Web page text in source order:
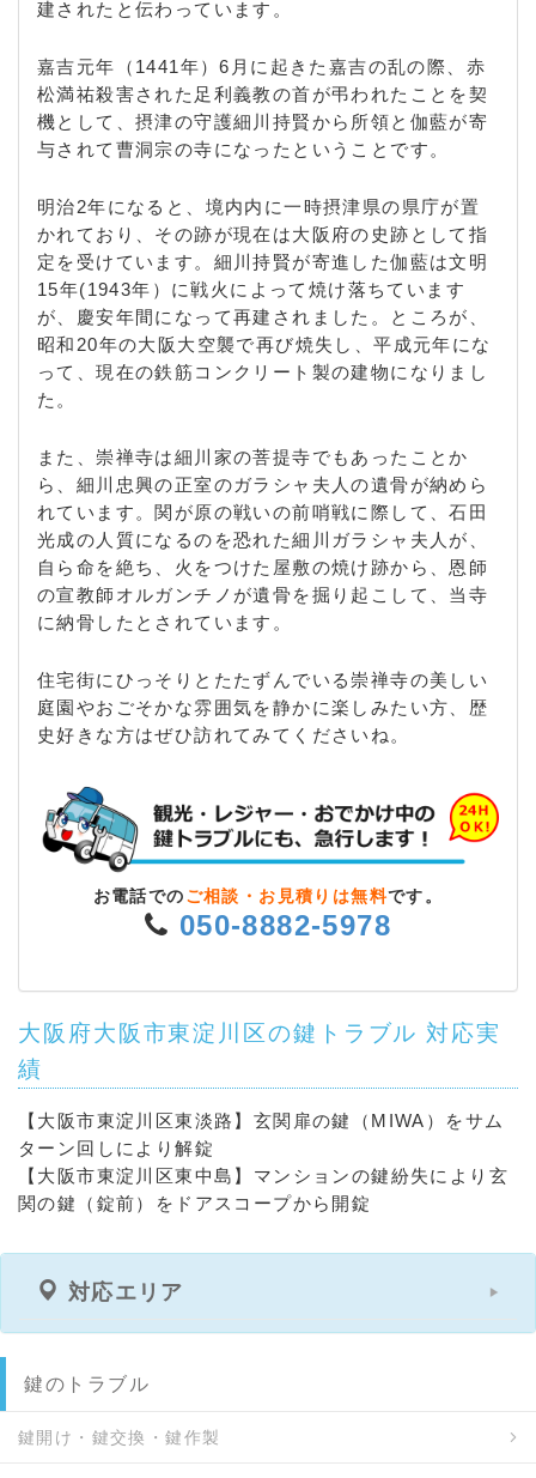
建されたと伝わっています。
嘉吉元年（1441年）6月に起きた嘉吉の乱の際、赤
松満祐殺害された足利義教の首が弔われたことを契
機として、摂津の守護細川持賢から所領と伽藍が寄
与されて曹洞宗の寺になったということです。
明治2年になると、境内内に一時摂津県の県庁が置
かれており、その跡が現在は大阪府の史跡として指
定を受けています。細川持賢が寄進した伽藍は文明
15年(1943年）に戦火によって焼け落ちています
が、慶安年間になって再建されました。ところが、
昭和20年の大阪大空襲で再び焼失し、平成元年にな
って、現在の鉄筋コンクリート製の建物になりまし
た。
また、崇禅寺は細川家の菩提寺でもあったことか
ら、細川忠興の正室のガラシャ夫人の遺骨が納めら
れています。関が原の戦いの前哨戦に際して、石田
光成の人質になるのを恐れた細川ガラシャ夫人が、
自ら命を絶ち、火をつけた屋敷の焼け跡から、恩師
の宣教師オルガンチノが遺骨を掘り起こして、当寺
に納骨したとされています。
住宅街にひっそりとたたずんでいる崇禅寺の美しい
庭園やおごそかな雰囲気を静かに楽しみたい方、歴
史好きな方はぜひ訪れてみてくださいね。
お電話での ご相談・お見積りは無料です。
050-8882-5978
大阪府大阪市東淀川区の鍵トラブル 対応実
績
【大阪市東淀川区東淡路】玄関扉の鍵（MIWA）をサム
ターン回しにより解錠
【大阪市東淀川区東中島】マンションの鍵紛失により玄
関の鍵（錠前）をドアスコープから開錠
対応エリア
鍵のトラブル
鍵開け・鍵交換・鍵作製